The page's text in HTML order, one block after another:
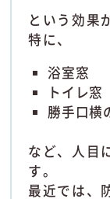
という効果
特に、
浴室窓
トイレ窓
勝手口横
など、人目
す。
最近では、